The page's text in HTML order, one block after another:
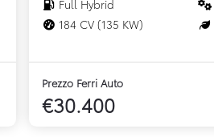
Full Hybrid
184 CV (135 KW)
Prezzo Ferri Auto
€30.400